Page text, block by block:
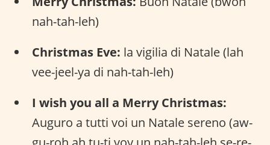
nah-tah-leh)
Christmas Eve: la vigilia di Natale (lah
vee-jeel-ya di nah-tah-leh)
I wish you all a Merry Christmas:
Auguro a tutti voi un Natale sereno (aw-